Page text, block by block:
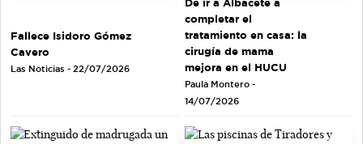
Fallece Isidoro Gómez
Cavero
Las Noticias - 22/07/2026
De ir a Albacete a
completar el
tratamiento en casa: la
cirugía de mama
mejora en el HUCU
Paula Montero -
14/07/2026